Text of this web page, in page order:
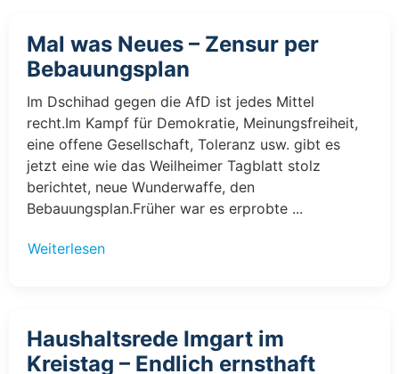
Mal was Neues – Zensur per
Bebauungsplan
Im Dschihad gegen die AfD ist jedes Mittel
recht.Im Kampf für Demokratie, Meinungsfreiheit,
eine offene Gesellschaft, Toleranz usw. gibt es
jetzt eine wie das Weilheimer Tagblatt stolz
berichtet, neue Wunderwaffe, den
Bebauungsplan.Früher war es erprobte ...
Weiterlesen
Haushaltsrede Imgart im
Kreistag – Endlich ernsthaft